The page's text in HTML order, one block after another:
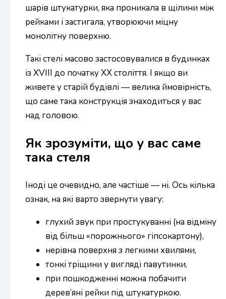
шарів штукатурки, яка проникала в щілини між
рейками і застигала, утворюючи міцну
монолітну поверхню.
Такі стелі масово застосовувалися в будинках
із XVIII до початку XX століття. І якщо ви
живете у старій будівлі — велика ймовірність,
що саме така конструкція знаходиться у вас
над головою.
Як зрозуміти, що у вас саме
така стеля
Іноді це очевидно, але частіше — ні. Ось кілька
ознак, на які варто звернути увагу:
глухий звук при простукуванні (на відміну
від більш «порожнього» гіпсокартону),
нерівна поверхня з легкими хвилями,
тонкі тріщини у вигляді павутинки,
при пошкодженні можна побачити
дерев’яні рейки під штукатуркою.